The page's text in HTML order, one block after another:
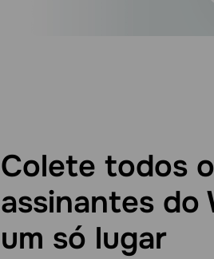
Colete todos
assinantes do
um só lugar